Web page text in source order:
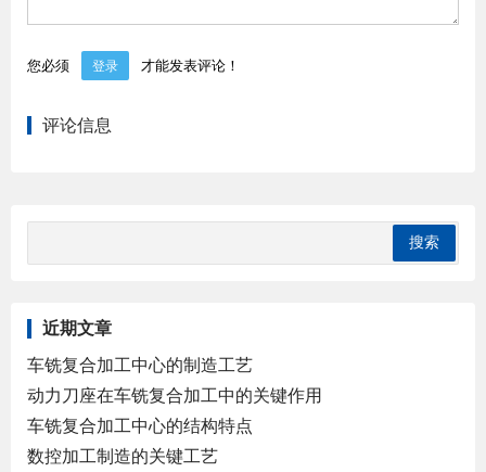
您必须 登录 才能发表评论！
评论信息
近期文章
车铣复合加工中心的制造工艺
动力刀座在车铣复合加工中的关键作用
车铣复合加工中心的结构特点
数控加工制造的关键工艺